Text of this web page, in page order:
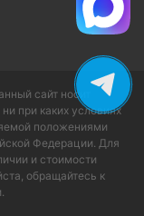
сайт носит
при каких условиях
положениями
Федерации. Для
и стоимости
обращайтесь к